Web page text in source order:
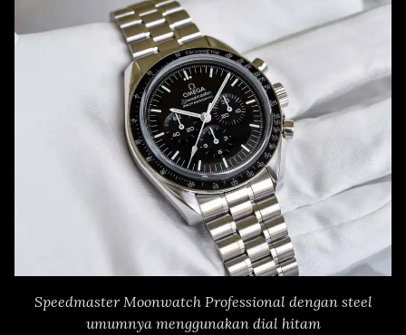
Speedmaster Moonwatch Professional dengan steel
umumnya menggunakan dial hitam